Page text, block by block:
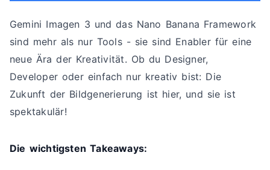
Gemini Imagen 3 und das Nano Banana Framework
sind mehr als nur Tools - sie sind Enabler für eine
neue Ära der Kreativität. Ob du Designer,
Developer oder einfach nur kreativ bist: Die
Zukunft der Bildgenerierung ist hier, und sie ist
spektakulär!
Die wichtigsten Takeaways: